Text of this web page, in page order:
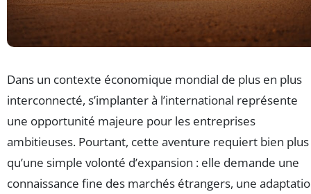
Dans un contexte économique mondial de plus en plus
interconnecté, s’implanter à l’international représente
une opportunité majeure pour les entreprises
ambitieuses. Pourtant, cette aventure requiert bien plus
qu’une simple volonté d’expansion : elle demande une
connaissance fine des marchés étrangers, une